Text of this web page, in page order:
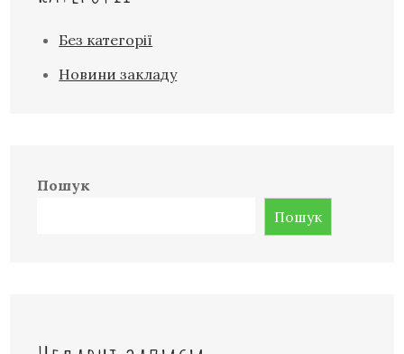
Без категорії
Новини закладу
Пошук
Пошук